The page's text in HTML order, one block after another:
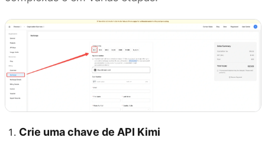
Crie uma chave de API Kimi